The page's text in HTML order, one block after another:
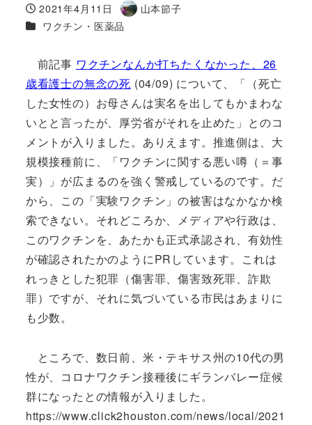
投稿日
2021年4月11日
著
者
山本節子
カテゴリー
ワクチン・医薬品
前記事 ワクチンなんか打ちたくなかった、26
歳看護士の無念の死 (04/09) について、「（死亡
した女性の）お母さんは実名を出してもかまわな
いとと言ったが、厚労省がそれを止めた」とのコ
メントが入りました。ありえます。推進側は、大
規模接種前に、「ワクチンに関する悪い噂（＝事
実）」が広まるのを強く警戒しているのです。だ
から、この「実験ワクチン」の被害はなかなか検
索できない。それどころか、メディアや行政は、
このワクチンを、あたかも正式承認され、有効性
が確認されたかのようにPRしています。これは
れっきとした犯罪（傷害罪、傷害致死罪、詐欺
罪）ですが、それに気づいている市民はあまりに
も少数。
ところで、数日前、米・テキサス州の10代の男
性が、コロナワクチン接種後にギランバレー症候
群になったとの情報が入りました。
https://www.click2houston.com/news/local/2021